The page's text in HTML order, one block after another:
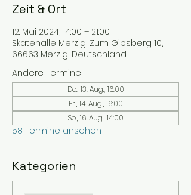
Zeit & Ort
12. Mai 2024, 14:00 – 21:00
Skatehalle Merzig, Zum Gipsberg 10,
66663 Merzig, Deutschland
Andere Termine
Do., 13. Aug., 16:00
Fr., 14. Aug., 16:00
So., 16. Aug., 14:00
58 Termine ansehen
Kategorien